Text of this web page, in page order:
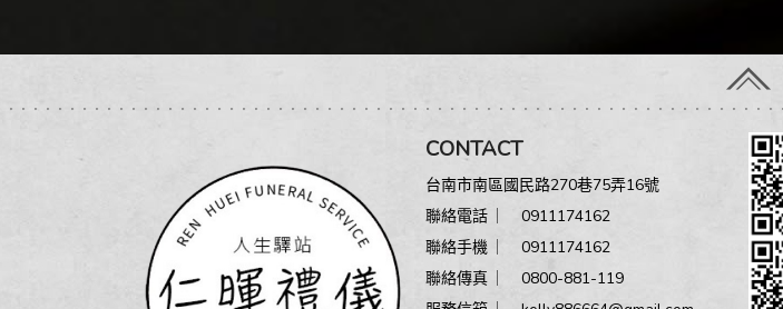
CONTACT
台南市南區國民路270巷75弄16號
聯絡電話 ︳ 0911174162
聯絡手機 ︳ 0911174162
聯絡傳真 ︳ 0800-881-119